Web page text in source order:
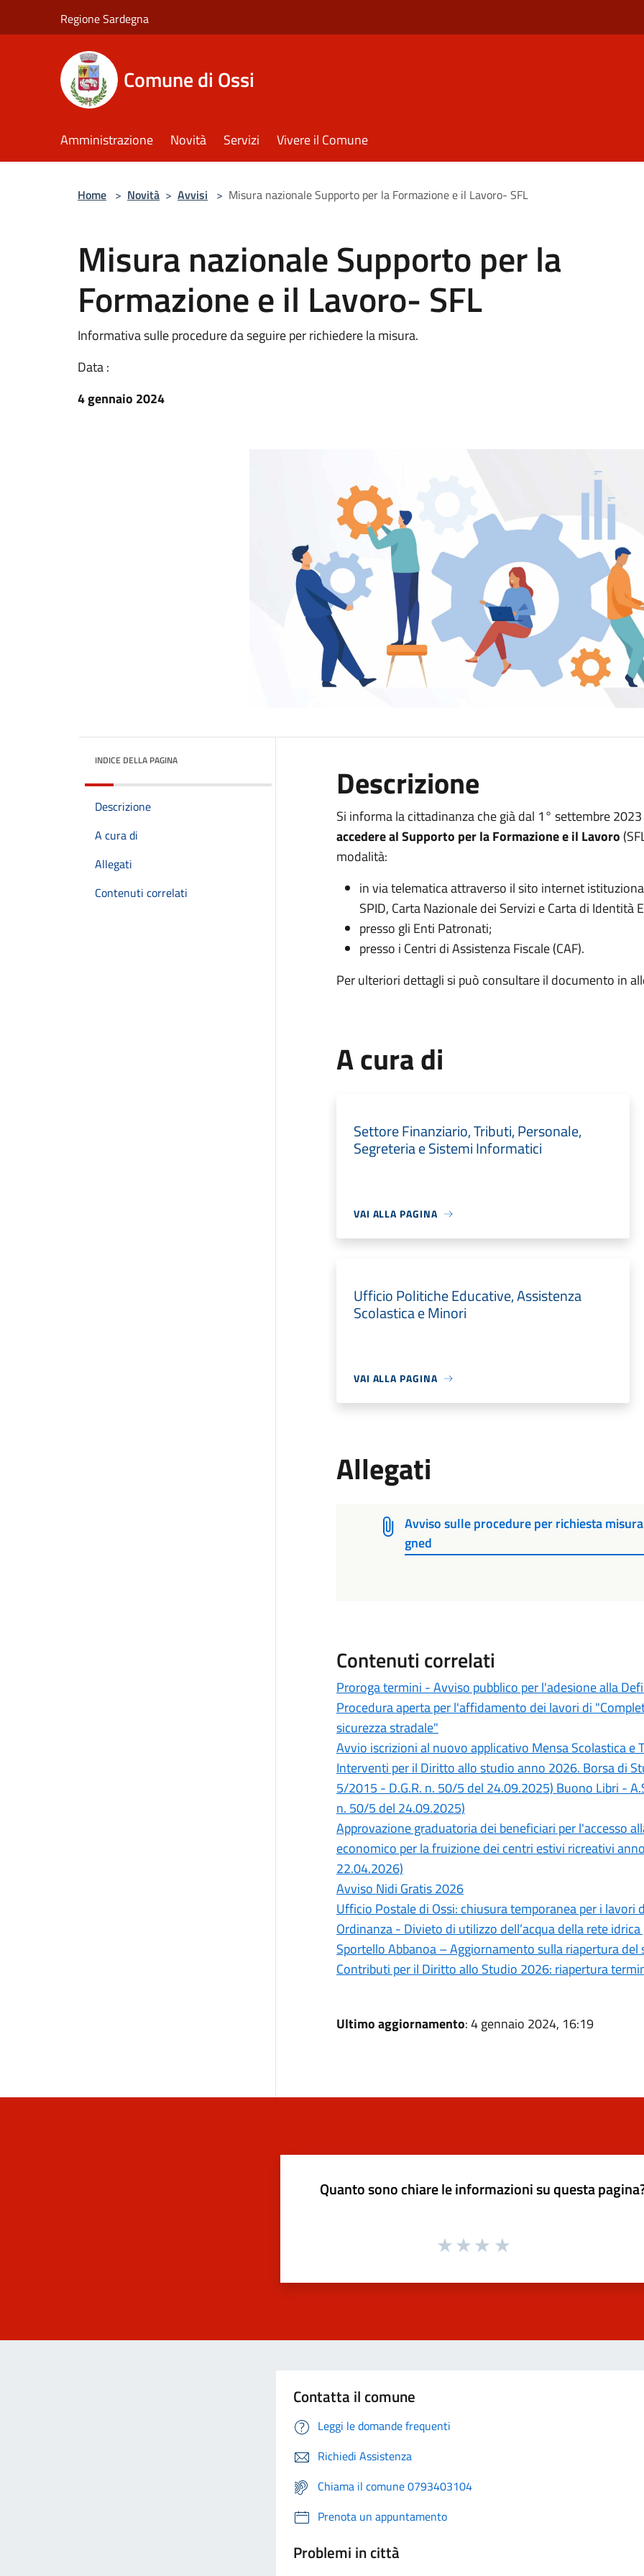
Regione Sardegna
Comune di Ossi
Amministrazione Novità Servizi Vivere il Comune
Home > Novità > Avvisi > Misura nazionale Supporto per la Formazione e il Lavoro- SFL
Misura nazionale Supporto per la
Formazione e il Lavoro- SFL
Informativa sulle procedure da seguire per richiedere la misura.
Data :
4 gennaio 2024
INDICE DELLA PAGINA
Descrizione
A cura di
Allegati
Contenuti correlati
Descrizione
Si informa la cittadinanza che già dal 1° settembre
accedere al Supporto per la Formazione e il Lavoro
modalità:
in via telematica attraverso il sito internet
SPID, Carta Nazionale dei Servizi e Carta di Identità
presso gli Enti Patronati;
presso i Centri di Assistenza Fiscale (CAF).
Per ulteriori dettagli si può consultare il documento in
A cura di
Settore Finanziario, Tributi, Personale,
Segreteria e Sistemi Informatici
VAI ALLA PAGINA
Ufficio Politiche Educative, Assistenza
Scolastica e Minori
VAI ALLA PAGINA
Allegati
Avviso sulle procedure per richiesta
gned
Contenuti correlati
Proroga termini - Avviso pubblico per l'adesione alla
Procedura aperta per l'affidamento dei lavori di
sicurezza stradale"
Avvio iscrizioni al nuovo applicativo Mensa Scolastica e
Interventi per il Diritto allo studio anno 2026. Borsa di
5/2015 - D.G.R. n. 50/5 del 24.09.2025) Buono Libri -
n. 50/5 del 24.09.2025)
Approvazione graduatoria dei beneficiari per l'accesso
economico per la fruizione dei centri estivi ricreativi
22.04.2026)
Avviso Nidi Gratis 2026
Ufficio Postale di Ossi: chiusura temporanea per i lavori
Ordinanza - Divieto di utilizzo dell’acqua della rete
Sportello Abbanoa – Aggiornamento sulla riapertura del
Contributi per il Diritto allo Studio 2026: riapertura
Ultimo aggiornamento: 4 gennaio 2024, 16:19
Quanto sono chiare le informazioni su questa
Contatta il comune
Leggi le domande frequenti
Richiedi Assistenza
Chiama il comune 0793403104
Prenota un appuntamento
Problemi in città